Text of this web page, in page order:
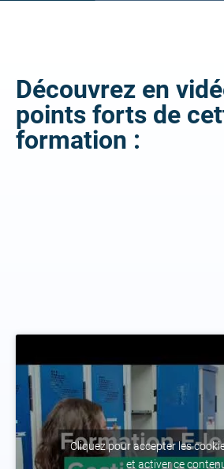
Découvrez en
points forts de
formation :
Cliquez pour accepter les
et activer ce